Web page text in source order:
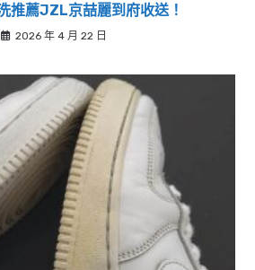
推薦JZL京喆麗到府收送！
2026 年 4 月 22 日